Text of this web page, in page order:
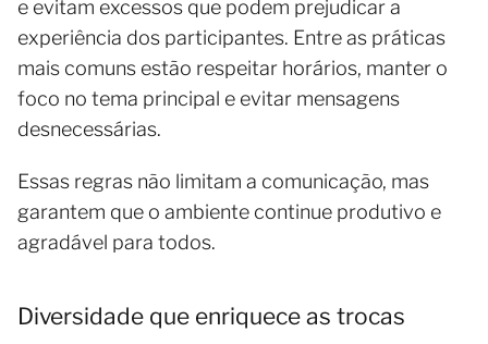
e evitam excessos que podem prejudicar a
experiência dos participantes. Entre as práticas
mais comuns estão respeitar horários, manter o
foco no tema principal e evitar mensagens
desnecessárias.
Essas regras não limitam a comunicação, mas
garantem que o ambiente continue produtivo e
agradável para todos.
Diversidade que enriquece as trocas